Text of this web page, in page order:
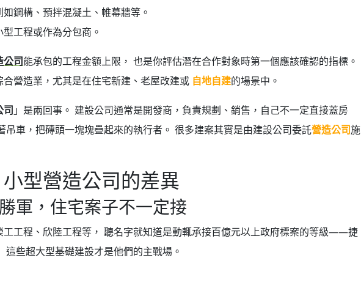
如鋼構、預拌混凝土、帷幕牆等。
工程或作為分包商。
公司能承包的工程金額上限， 也是你評估潛在合作對象時第一個應該確認的指標。
營造業，尤其是在住宅新建、老屋改建或 自地自建的場景中。
司 」是兩回事。 建設公司通常是開發商，負責規劃、銷售，自己不一定直接蓋房
吊車，把磚頭一塊塊疊起來的執行者。 很多建案其實是由建設公司委託營造公司施
型營造公司的差異
軍，住宅案子不一定接
工工程、欣陸工程等， 聽名字就知道是動輒承接百億元以上政府標案的等級——捷
些超大型基礎建設才是他們的主戰場。